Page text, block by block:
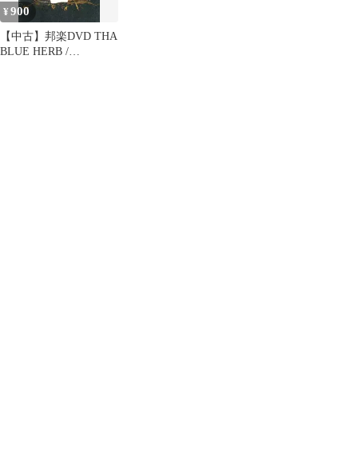
¥900
【中古】邦楽DVD THA
BLUE HERB /